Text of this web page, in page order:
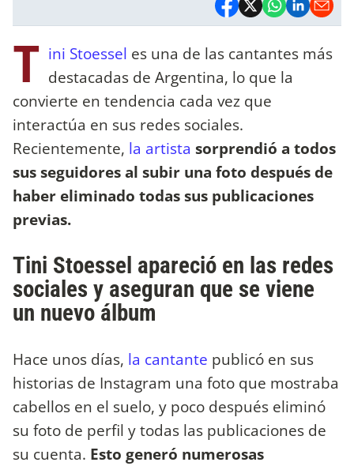
T ini Stoessel es una de las cantantes más
destacadas de Argentina, lo que la
convierte en tendencia cada vez que
interactúa en sus redes sociales.
Recientemente, la artista sorprendió a todos
sus seguidores al subir una foto después de
haber eliminado todas sus publicaciones
previas.
Tini Stoessel apareció en las redes
sociales y aseguran que se viene
un nuevo álbum
Hace unos días, la cantante publicó en sus
historias de Instagram una foto que mostraba
cabellos en el suelo, y poco después eliminó
su foto de perfil y todas las publicaciones de
su cuenta. Esto generó numerosas